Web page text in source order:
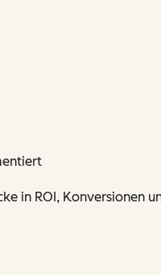
in ROI, Konversionen